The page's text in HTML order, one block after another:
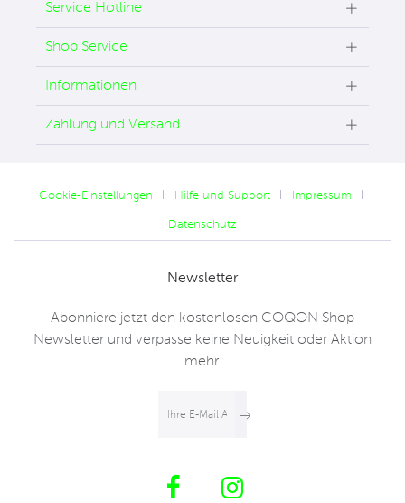
Service Hotline
Shop Service
Informationen
Zahlung und Versand
Cookie-Einstellungen Hilfe und Support Impressum
Datenschutz
Newsletter
Abonniere jetzt den kostenlosen COQON Shop
Newsletter und verpasse keine Neuigkeit oder Aktion
mehr.